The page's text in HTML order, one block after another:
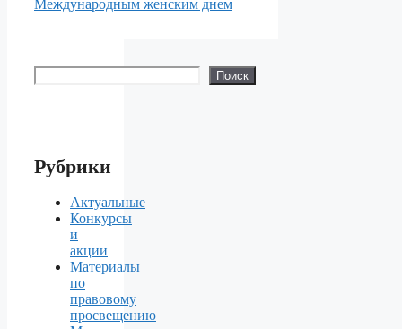
Международным женским днем
Поиск Поиск
Рубрики
Актуальные
Конкурсы
и
акции
Материалы
по
правовому
просвещению